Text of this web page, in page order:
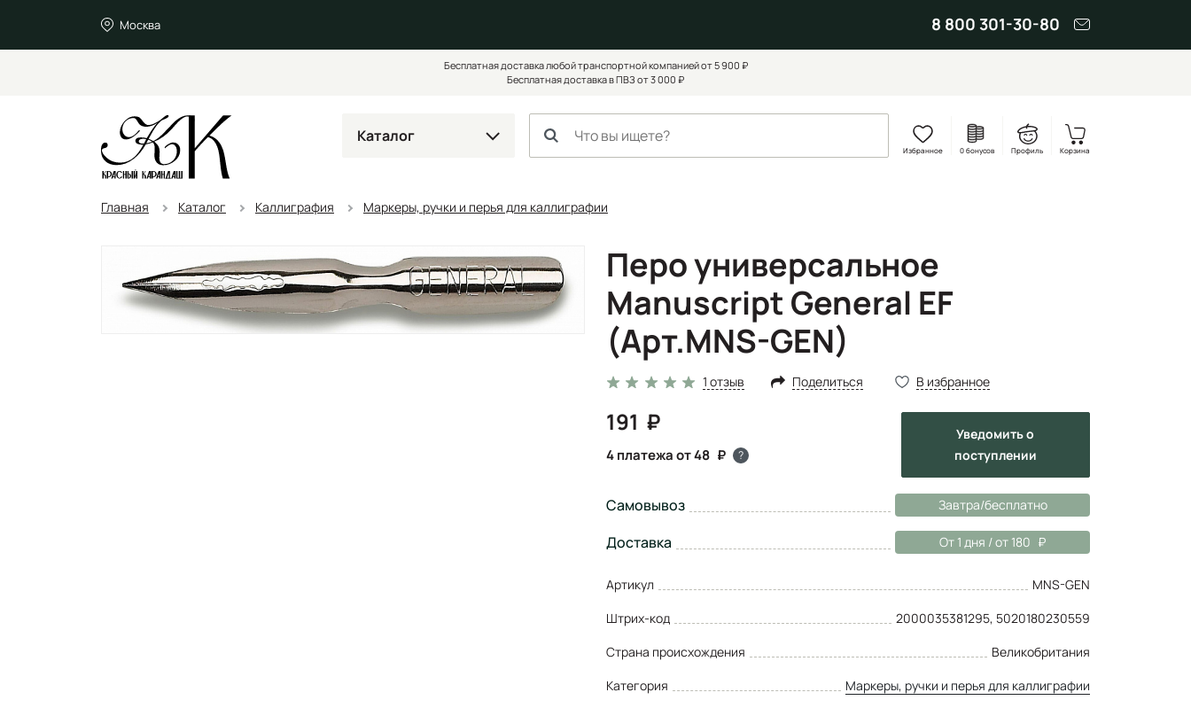
Москва 8 800 301-30-80
Бесплатная доставка любой транспортной компанией от 5 900 ₽
Бесплатная доставка в ПВЗ от 3 000 ₽
Каталог
Избранное 0 бонусов Профиль Корзина
Главная Каталог Каллиграфия Маркеры, ручки и перья для каллиграфии
Перо универсальное
Manuscript General EF
(Арт.MNS-GEN)
1 отзыв Поделиться В избранное
191
4 платежа от 48 ?
Уведомитьо
поступлении
Самовывоз Завтра/бесплатно
Доставка От 1 дня / от 180
Артикул
MNS-GEN
Штрих-код
2000035381295, 5020180230559
Страна происхождения
Великобритания
Категория
Маркеры, ручки и перья для каллиграфии